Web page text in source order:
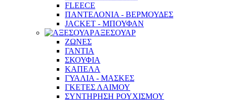
FLEECE
ΠΑΝΤΕΛΟΝΙΑ - ΒΕΡΜΟΥΔΕΣ
JACKET - ΜΠΟΥΦΑΝ
ΑΞΕΣΟΥΑΡ
ΖΩΝΕΣ
ΓΑΝΤΙΑ
ΣΚΟΥΦΙΑ
ΚΑΠΕΛΑ
ΓΥΑΛΙΑ - ΜΑΣΚΕΣ
ΓΚΕΤΕΣ ΛΑΙΜΟΥ
ΣΥΝΤΗΡΗΣΗ ΡΟΥΧΙΣΜΟΥ